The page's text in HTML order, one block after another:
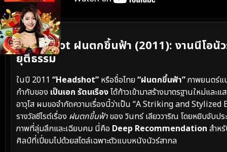
เนื้อเรื่องย่อ
Headshot ฝนตกขึ้นฟ้า (2011): งานนีโอนั
ยุติธรรม
ในปี 2011 “Headshot” หรือชื่อไทย“ฝนตกขึ้นฟ้า”ภาพยนตร์
กำกับของ เป็นเอก รัตนเรืองได้ก้าวเข้ามาสร้างมาตรฐานใหม่แล
อาวุโส ผมขอจำกัดความเรื่องนี้ว่าเป็น “A Striking and
รางวัลซีไรต์เรื่อง ฝนตกขึ้นฟ้าของ วินทร์ เลียววาริณ โดยหยิบจับป
ภาพที่ลุ่มลึกและเฉียบคม นี่คือ Deep Recommendation สำห
ศิลป์ที่เปี่ยมไปด้วยสไตล์เฉพาะตัวแบบหนังนัวร์สากล